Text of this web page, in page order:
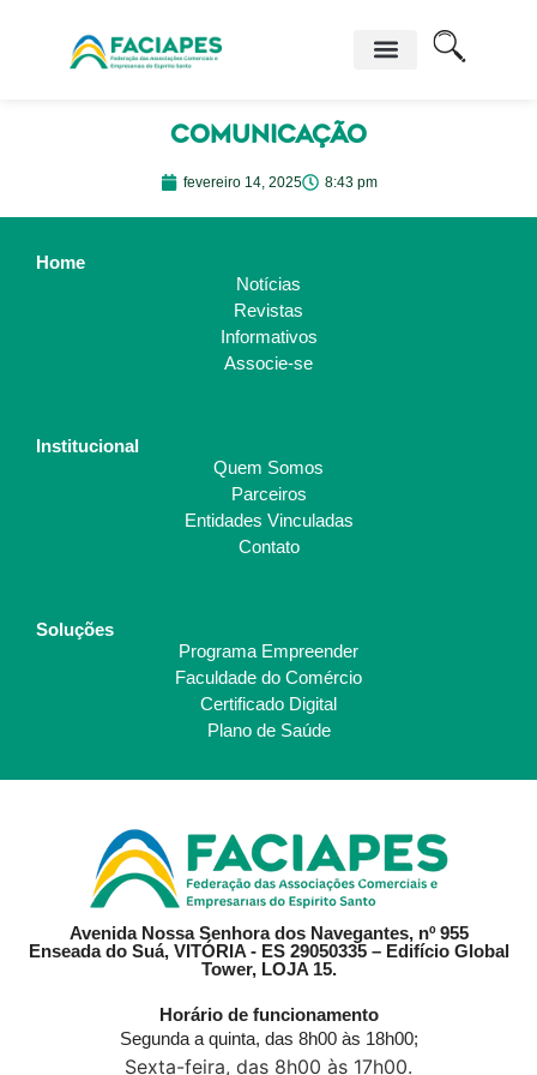
Comunicação
fevereiro 14, 2025 8:43 pm
Home
Notícias
Revistas
Informativos
Associe-se
Institucional
Quem Somos
Parceiros
Entidades Vinculadas
Contato
Soluções
Programa Empreender
Faculdade do Comércio
Certificado Digital
Plano de Saúde
Avenida Nossa Senhora dos Navegantes, nº 955
Enseada do Suá, VITÓRIA - ES 29050335 – Edifício Global
Tower, LOJA 15.
Horário de funcionamento
Segunda a quinta, das 8h00 às 18h00;
Sexta-feira, das 8h00 às 17h00.